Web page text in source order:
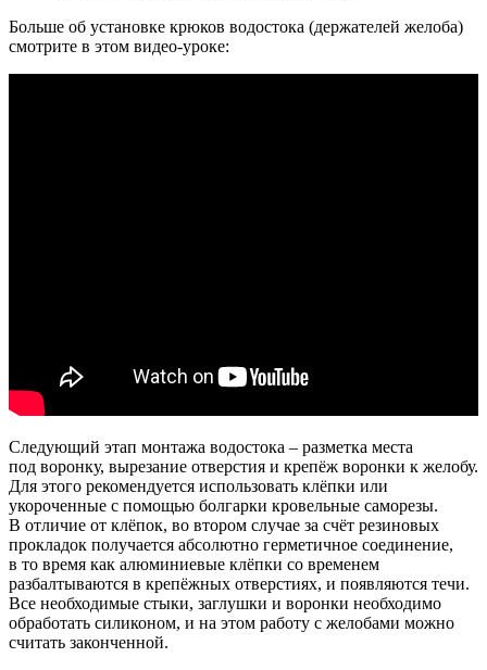
Больше об установке крюков водостока (держателей желоба)
смотрите в этом видео-уроке:
Следующий этап монтажа водостока – разметка места
под воронку, вырезание отверстия и крепёж воронки к желобу.
Для этого рекомендуется использовать клёпки или
укороченные с помощью болгарки кровельные саморезы.
В отличие от клёпок, во втором случае за счёт резиновых
прокладок получается абсолютно герметичное соединение,
в то время как алюминиевые клёпки со временем
разбалтываются в крепёжных отверстиях, и появляются течи.
Все необходимые стыки, заглушки и воронки необходимо
обработать силиконом, и на этом работу с желобами можно
считать законченной.